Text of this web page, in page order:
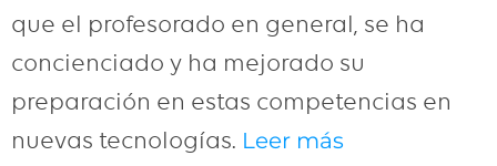
que el profesorado en general, se ha
concienciado y ha mejorado su
preparación en estas competencias en
nuevas tecnologías. Leer más